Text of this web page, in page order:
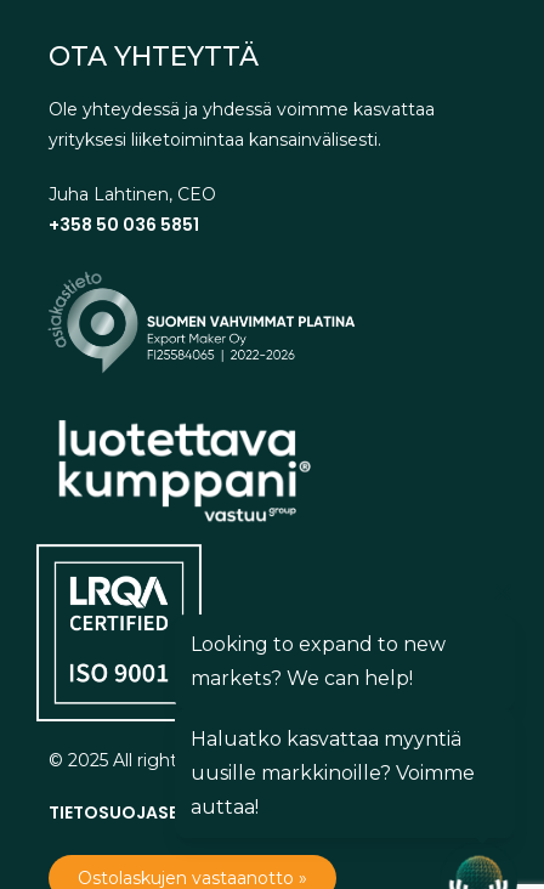
Looking to expand to new
markets? We can help!
Haluatko kasvattaa myyntiä
uusille markkinoille? Voimme
auttaa!
OTA YHTEYTTÄ
Ole yhteydessä ja yhdessä voimme kasvattaa
yrityksesi liiketoimintaa kansainvälisesti.
Juha Lahtinen, CEO
+358 50 036 5851
© 2025 All rights reserved.
TIETOSUOJASELOSTE»
Ostolaskujen vastaanotto »